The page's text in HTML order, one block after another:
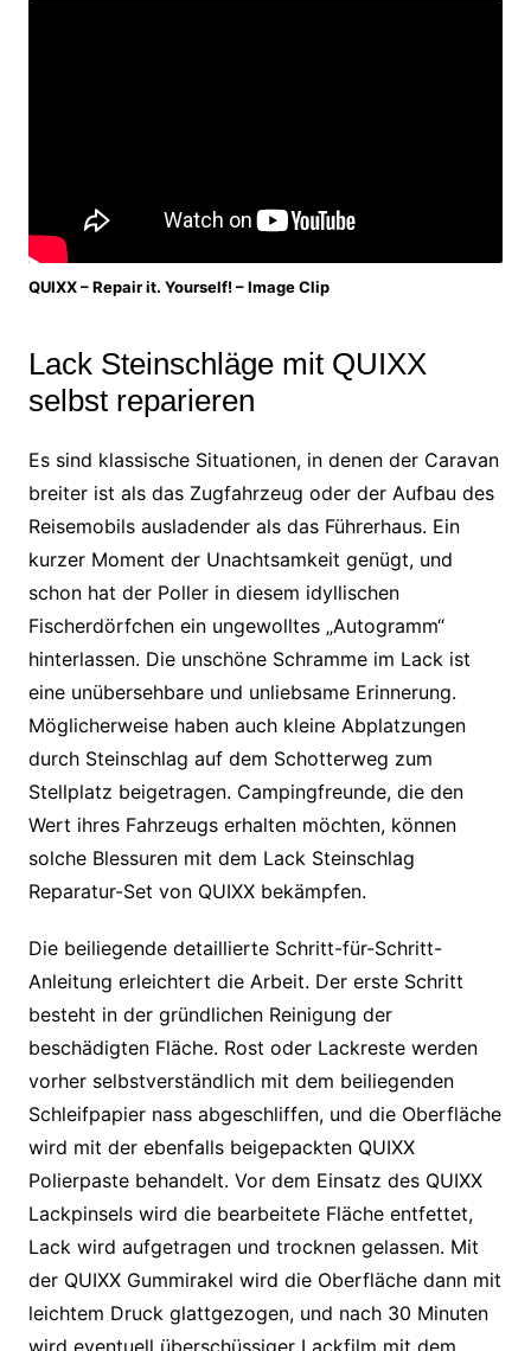
QUIXX – Repair it. Yourself! – Image Clip
Lack Steinschläge mit QUIXX
selbst reparieren
Es sind klassische Situationen, in denen der Caravan
breiter ist als das Zugfahrzeug oder der Aufbau des
Reisemobils ausladender als das Führerhaus. Ein
kurzer Moment der Unachtsamkeit genügt, und
schon hat der Poller in diesem idyllischen
Fischerdörfchen ein ungewolltes „Autogramm“
hinterlassen. Die unschöne Schramme im Lack ist
eine unübersehbare und unliebsame Erinnerung.
Möglicherweise haben auch kleine Abplatzungen
durch Steinschlag auf dem Schotterweg zum
Stellplatz beigetragen. Campingfreunde, die den
Wert ihres Fahrzeugs erhalten möchten, können
solche Blessuren mit dem Lack Steinschlag
Reparatur-Set von QUIXX bekämpfen.
Die beiliegende detaillierte Schritt-für-Schritt-
Anleitung erleichtert die Arbeit. Der erste Schritt
besteht in der gründlichen Reinigung der
beschädigten Fläche. Rost oder Lackreste werden
vorher selbstverständlich mit dem beiliegenden
Schleifpapier nass abgeschliffen, und die Oberfläche
wird mit der ebenfalls beigepackten QUIXX
Polierpaste behandelt. Vor dem Einsatz des QUIXX
Lackpinsels wird die bearbeitete Fläche entfettet,
Lack wird aufgetragen und trocknen gelassen. Mit
der QUIXX Gummirakel wird die Oberfläche dann mit
leichtem Druck glattgezogen, und nach 30 Minuten
wird eventuell überschüssiger Lackfilm mit dem